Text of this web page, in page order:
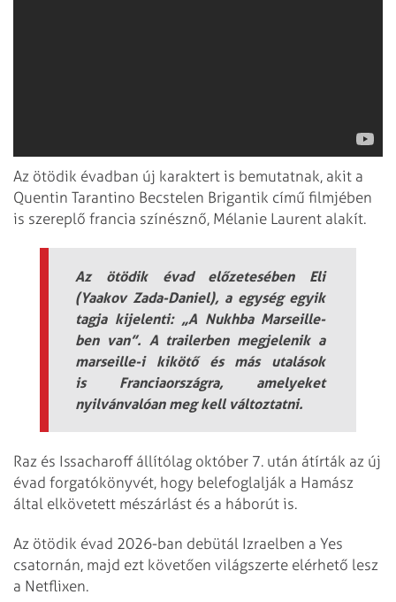
Az ötödik évadban új karaktert is bemutatnak, akit a
Quentin Tarantino Becstelen Brigantik című filmjében
is szereplő francia színésznő, Mélanie Laurent alakít.
Az ötödik évad előzetesében Eli
(Yaakov Zada-Daniel), a egység egyik
tagja kijelenti: „A Nukhba Marseille-
ben van”. A trailerben megjelenik a
marseille-i kikötő és más utalások
is Franciaországra, amelyeket
nyilvánvalóan meg kell változtatni.
Raz és Issacharoff állítólag október 7. után átírták az új
évad forgatókönyvét, hogy belefoglalják a Hamász
által elkövetett mészárlást és a háborút is.
Az ötödik évad 2026-ban debütál Izraelben a Yes
csatornán, majd ezt követően világszerte elérhető lesz
a Netflixen.